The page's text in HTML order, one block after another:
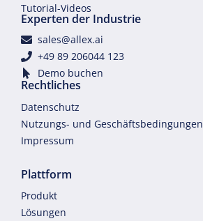
Tutorial-Videos
Experten der Industrie
sales@allex.ai
+49 89 206044 123
Demo buchen
Rechtliches
Datenschutz
Nutzungs- und Geschäftsbedingungen
Impressum
Plattform
Produkt
Lösungen